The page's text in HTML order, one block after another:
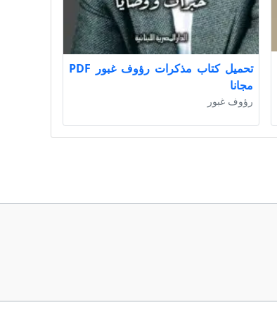
تحميل كتاب مذكرات رؤوف غبور PDF
مجانا
رؤوف غبور